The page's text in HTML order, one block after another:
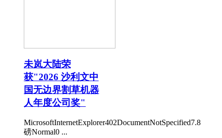
未岚大陆荣
获"2026 沙利文中
国无边界割草机器
人年度公司奖"
MicrosoftInternetExplorer402DocumentNotSpecified7.8
磅Normal0 ...